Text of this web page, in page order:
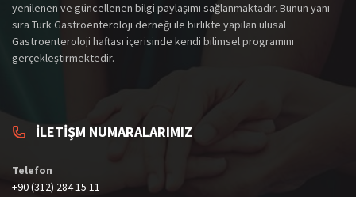
yenilenen ve güncellenen bilgi paylaşımı sağlanmaktadır. Bunun yanı
sıra Türk Gastroenteroloji derneği ile birlikte yapılan ulusal
Gastroenteroloji haftası içerisinde kendi bilimsel programını
gerçekleştirmektedir.
İLETİŞM NUMARALARIMIZ
Telefon
+90 (312) 284 15 11